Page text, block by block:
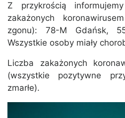
Z przykrością
zakażonych
zgonu): 78-M Gdańsk,
Wszystkie osoby miały
Liczba zakażonych
(wszystkie pozytywne
zmarłe).